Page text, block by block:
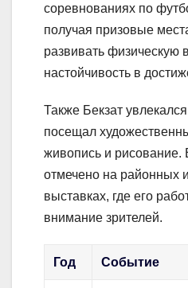
соревнованиях по
получая призовые
развивать физическую
настойчивость в
Также Бекзат
посещал
живопись и рисование.
отмечено на районных
выставках, где его
внимание зрителей.
Год Событие